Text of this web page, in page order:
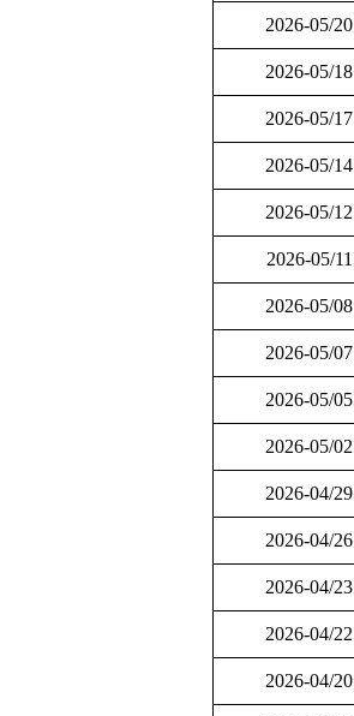
2026-05/20
2026-05/18
2026-05/17
2026-05/14
2026-05/12
2026-05/11
2026-05/08
2026-05/07
2026-05/05
2026-05/02
2026-04/29
2026-04/26
2026-04/23
2026-04/22
2026-04/20